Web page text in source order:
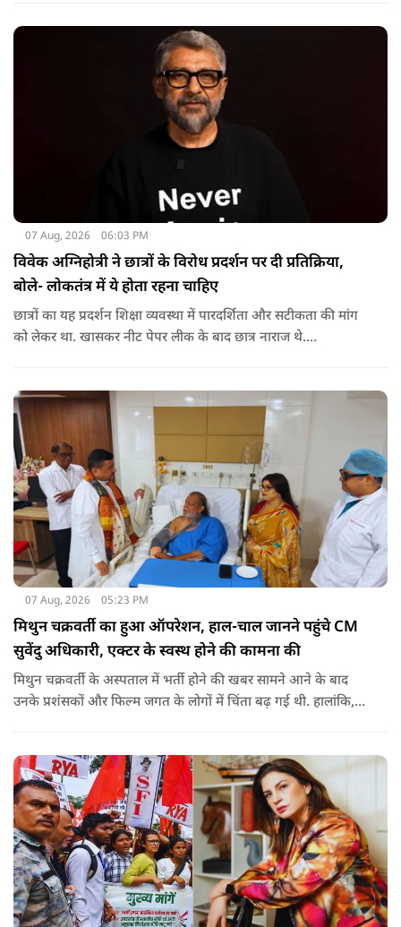
जवाब दिया.
07 Aug, 2026 06:03 PM
विवेक अग्निहोत्री ने छात्रों के विरोध प्रदर्शन पर दी प्रतिक्रिया,
बोले- लोकतंत्र में ये होता रहना चाहिए
छात्रों का यह प्रदर्शन शिक्षा व्यवस्था में पारदर्शिता और सटीकता की मांग
को लेकर था. खासकर नीट पेपर लीक के बाद छात्र नाराज थे.
07 Aug, 2026 05:23 PM
मिथुन चक्रवर्ती का हुआ ऑपरेशन, हाल-चाल जानने पहुंचे CM
सुवेंदु अधिकारी, एक्टर के स्वस्थ होने की कामना की
मिथुन चक्रवर्ती के अस्पताल में भर्ती होने की खबर सामने आने के बाद
उनके प्रशंसकों और फिल्म जगत के लोगों में चिंता बढ़ गई थी. हालांकि,